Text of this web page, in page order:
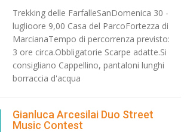
Trekking delle FarfalleSanDomenica 30 -
luglioore 9,00 Casa del ParcoFortezza di
MarcianaTempo di percorrenza previsto:
3 ore circa.Obbligatorie Scarpe adatte.Si
consigliano Cappellino, pantaloni lunghi
borraccia d'acqua
Gianluca Arcesilai Duo Street
Music Contest